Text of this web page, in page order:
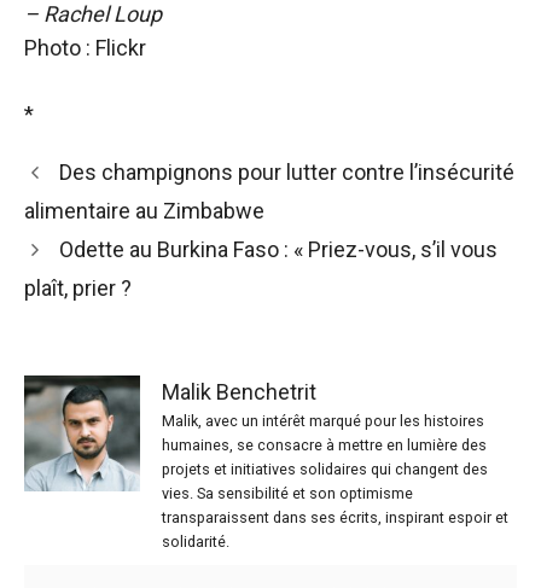
– Rachel Loup
Photo : Flickr
*
Des champignons pour lutter contre l’insécurité
alimentaire au Zimbabwe
Odette au Burkina Faso : « Priez-vous, s’il vous
plaît, prier ?
Malik Benchetrit
Malik, avec un intérêt marqué pour les histoires
humaines, se consacre à mettre en lumière des
projets et initiatives solidaires qui changent des
vies. Sa sensibilité et son optimisme
transparaissent dans ses écrits, inspirant espoir et
solidarité.